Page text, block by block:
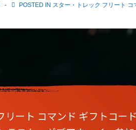
POSTED IN スター・トレック フリート コ